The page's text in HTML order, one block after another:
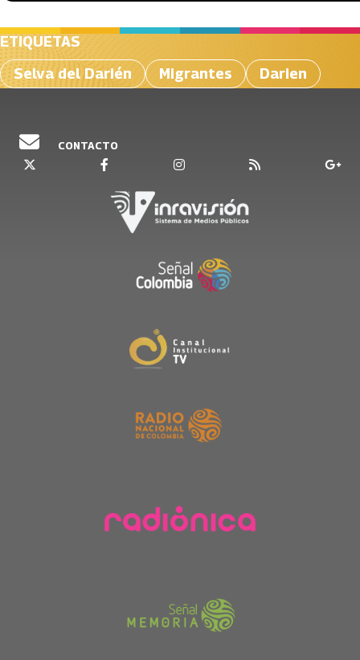
ETIQUETAS
Selva del Darién
Migrantes Darien
CONTACTO